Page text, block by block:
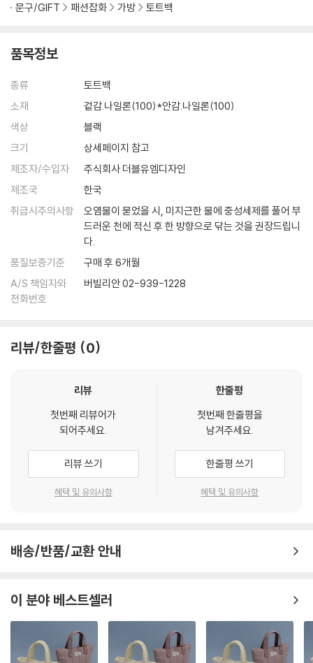
문구/GIFT 패션잡화 가방 토트백
품목정보
종류
토트백
소재
겉감.나일론(100)*안감.나일론(100)
색상
블랙
크기
상세페이지 참고
제조자/수입자
주식회사 더블유엠디자인
제조국
한국
취급시주의사항
오염물이 묻었을 시, 미지근한 물에 중성세제를 풀어 부
드러운 천에 적신 후 한 방향으로 닦는 것을 권장드립니
다.
품질보증기준
구매 후 6개월
A/S 책임자와
전화번호
버빌리안 02-939-1228
리뷰/한줄평 0
리뷰
첫번째 리뷰어가
되어주세요.
리뷰 쓰기
혜택 및 유의사항
한줄평
첫번째 한줄평을
남겨주세요.
한줄평 쓰기
혜택 및 유의사항
배송/반품/교환 안내
이 분야 베스트셀러